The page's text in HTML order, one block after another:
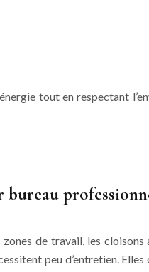
tout en respectant
de travail, les
peu d’entretien.